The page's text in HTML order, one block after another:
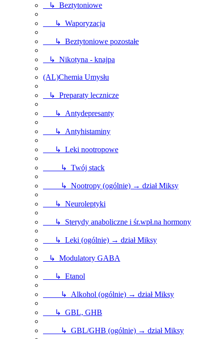
↳ Beztytoniowe
↳ Waporyzacja
↳ Beztytoniowe pozostałe
↳ Nikotyna - knajpa
(AL)Chemia Umysłu
↳ Preparaty lecznicze
↳ Antydepresanty
↳ Antyhistaminy
↳ Leki nootropowe
↳ Twój stack
↳ Nootropy (ogólnie) → dział Miksy
↳ Neuroleptyki
↳ Sterydy anaboliczne i śr.wpł.na hormony
↳ Leki (ogólnie) → dział Miksy
↳ Modulatory GABA
↳ Etanol
↳ Alkohol (ogólnie) → dział Miksy
↳ GBL, GHB
↳ GBL/GHB (ogólnie) → dział Miksy